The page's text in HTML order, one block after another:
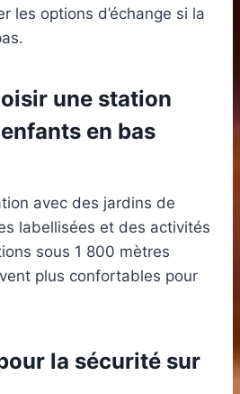
les options d’échange si la
une station
en bas
avec des jardins de
labellisées et des activités
sous 1 800 mètres
plus confortables pour
la sécurité sur